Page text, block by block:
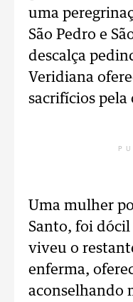
uma
São Pedro e
descalça
Veridiana
sacrifícios pela
Uma mulher
Santo, foi dócil
viveu o
enferma,
aconselhando